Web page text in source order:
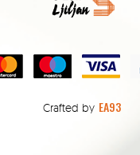
Crafted by EA93